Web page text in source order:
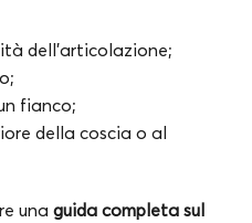
dell’articolazione;
fianco;
della coscia o al
una guida completa sul